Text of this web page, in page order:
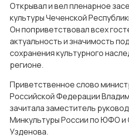
Открывал и вел пленарное
культуры Чеченской
Он поприветствовал всех
актуальность и значимость
сохранения культурного
регионе.
Приветственное слово
Российской Федерации
зачитала заместитель
Минкультуры России по ЮФО
Узденова.